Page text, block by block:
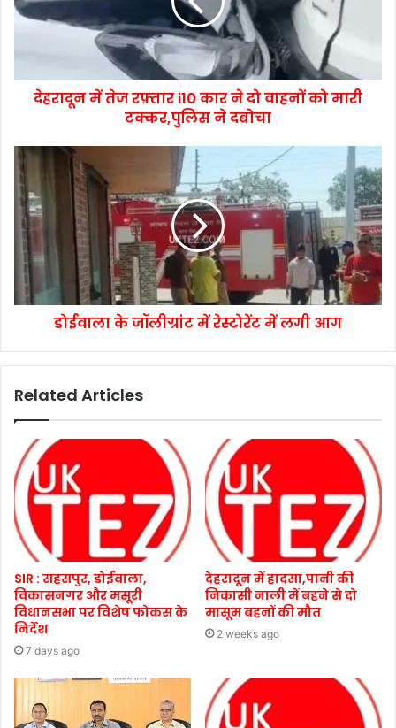
देहरादून में तेज रफ़्तार i10 कार ने दो वाहनों को मारी
टक्कर,पुलिस ने दबोचा
डोईवाला के जॉलीग्रांट में रेस्टोरेंट में लगी आग
Related Articles
SIR : सहसपुर, डोईवाला,
विकासनगर और मसूरी
विधानसभा पर विशेष फोकस के
निर्देश
7 days ago
देहरादून में हादसा,पानी की
निकासी नाली में बहने से दो
मासूम बहनों की मौत
2 weeks ago